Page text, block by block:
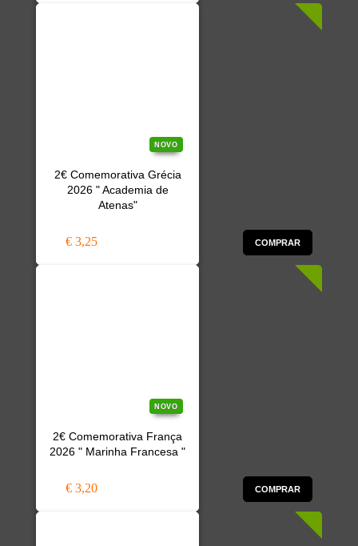
NOVO
2€ Comemorativa Grécia
2026 " Academia de
Atenas"
€ 3,25 COMPRAR
NOVO
2€ Comemorativa França
2026 " Marinha Francesa "
€ 3,20 COMPRAR